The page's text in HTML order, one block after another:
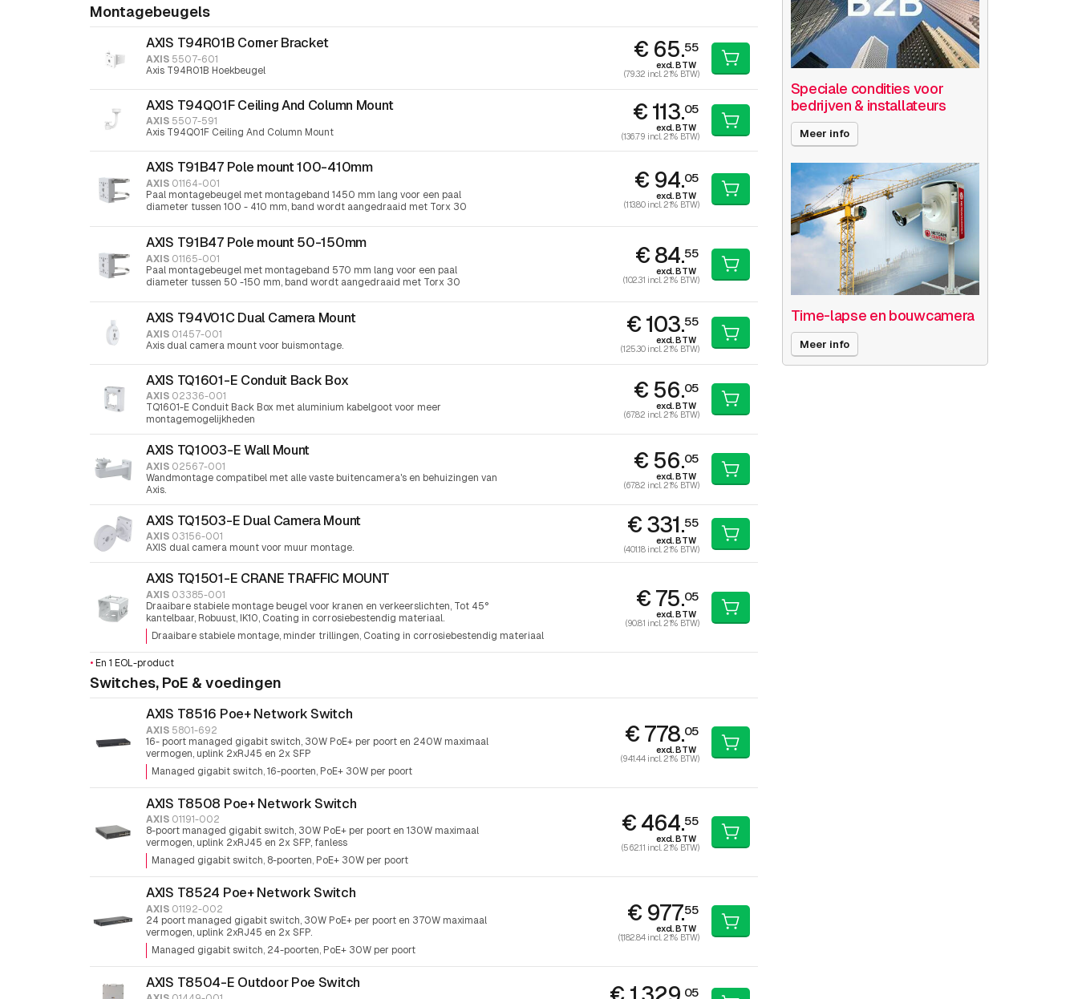
Montagebeugels
AXIS T94R01B Corner Bracket
AXIS 5507-601
Axis T94R01B Hoekbeugel
€ 65.55
excl. BTW
(79.32 incl. 21% BTW)
AXIS T94Q01F Ceiling And Column Mount
AXIS 5507-591
Axis T94Q01F Ceiling And Column Mount
€ 113.05
excl. BTW
(136.79 incl. 21% BTW)
AXIS T91B47 Pole mount 100-410mm
AXIS 01164-001
Paal montagebeugel met montageband 1450 mm lang voor een paal
diameter tussen 100 - 410 mm, band wordt aangedraaid met Torx 30
€ 94.05
excl. BTW
(113.80 incl. 21% BTW)
AXIS T91B47 Pole mount 50-150mm
AXIS 01165-001
Paal montagebeugel met montageband 570 mm lang voor een paal
diameter tussen 50 -150 mm, band wordt aangedraaid met Torx 30
€ 84.55
excl. BTW
(102.31 incl. 21% BTW)
AXIS T94V01C Dual Camera Mount
AXIS 01457-001
Axis dual camera mount voor buismontage.
€ 103.55
excl. BTW
(125.30 incl. 21% BTW)
AXIS TQ1601-E Conduit Back Box
AXIS 02336-001
TQ1601-E Conduit Back Box met aluminium kabelgoot voor meer
montagemogelijkheden
€ 56.05
excl. BTW
(67.82 incl. 21% BTW)
AXIS TQ1003-E Wall Mount
AXIS 02567-001
Wandmontage compatibel met alle vaste buitencamera's en behuizingen van
Axis.
€ 56.05
excl. BTW
(67.82 incl. 21% BTW)
AXIS TQ1503-E Dual Camera Mount
AXIS 03156-001
AXIS dual camera mount voor muur montage.
€ 331.55
excl. BTW
(401.18 incl. 21% BTW)
AXIS TQ1501-E CRANE TRAFFIC MOUNT
AXIS 03385-001
Draaibare stabiele montage beugel voor kranen en verkeerslichten, Tot 45°
kantelbaar, Robuust, IK10, Coating in corrosiebestendig materiaal.
Draaibare stabiele montage, minder trillingen Coating in corrosiebestendig materiaal
€ 75.05
excl. BTW
(90.81 incl. 21% BTW)
• En 1 EOL-product
Switches, PoE & voedingen
AXIS T8516 Poe+ Network Switch
AXIS 5801-692
16- poort managed gigabit switch, 30W PoE+ per poort en 240W maximaal
vermogen, uplink 2xRJ45 en 2x SFP
Managed gigabit switch 16-poorten PoE+ 30W per poort
€ 778.05
excl. BTW
(941.44 incl. 21% BTW)
AXIS T8508 Poe+ Network Switch
AXIS 01191-002
8-poort managed gigabit switch, 30W PoE+ per poort en 130W maximaal
vermogen, uplink 2xRJ45 en 2x SFP, fanless
Managed gigabit switch 8-poorten PoE+ 30W per poort
€ 464.55
excl. BTW
(562.11 incl. 21% BTW)
AXIS T8524 Poe+ Network Switch
AXIS 01192-002
24 poort managed gigabit switch, 30W PoE+ per poort en 370W maximaal
vermogen, uplink 2xRJ45 en 2x SFP.
Managed gigabit switch 24-poorten PoE+ 30W per poort
€ 977.55
excl. BTW
(1,182.84 incl. 21% BTW)
AXIS T8504-E Outdoor Poe Switch
05
Speciale condities voor
bedrijven & installateurs
Meer info
Time-lapse en bouwcamera
Meer info